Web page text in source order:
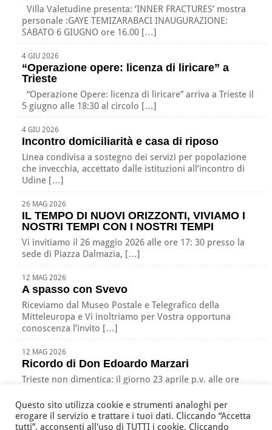
Villa Valetudine presenta: ‘INNER FRACTURES’ mostra
personale :GAYE TEMIZARABACI INAUGURAZIONE:
SABATO 6 GIUGNO ore 16.00 […]
4 GIU 2026
“Operazione opere: licenza di liricare” a
Trieste
“Operazione Opere: licenza di liricare” arriva a Trieste il
5 giugno alle 18:30 al circolo […]
4 GIU 2026
Incontro domiciliarità e casa di riposo
Linea condivisa a sostegno dei servizi per popolazione
che invecchia, accettato dalle istituzioni all’incontro di
Udine […]
26 MAG 2026
IL TEMPO DI NUOVI ORIZZONTI, VIVIAMO I
NOSTRI TEMPI CON I NOSTRI TEMPI
Vi invitiamo il 26 maggio 2026 alle ore 17: 30 presso la
sede di Piazza Dalmazia, […]
12 MAG 2026
A spasso con Svevo
Riceviamo dal Museo Postale e Telegrafico della
Mitteleuropa e Vi inoltriamo per Vostra opportuna
conoscenza l’invito […]
12 MAG 2026
Ricordo di Don Edoardo Marzari
Trieste non dimentica: il giorno 23 aprile p.v. alle ore
Questo sito utilizza cookie e strumenti analoghi per
erogare il servizio e trattare i tuoi dati. Cliccando “Accetta
tutti”, acconsenti all'uso di TUTTI i cookie. Cliccando